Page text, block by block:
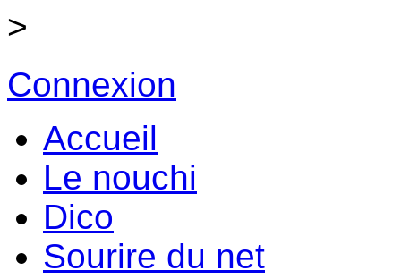
>
Connexion
Accueil
Le nouchi
Dico
Sourire du net